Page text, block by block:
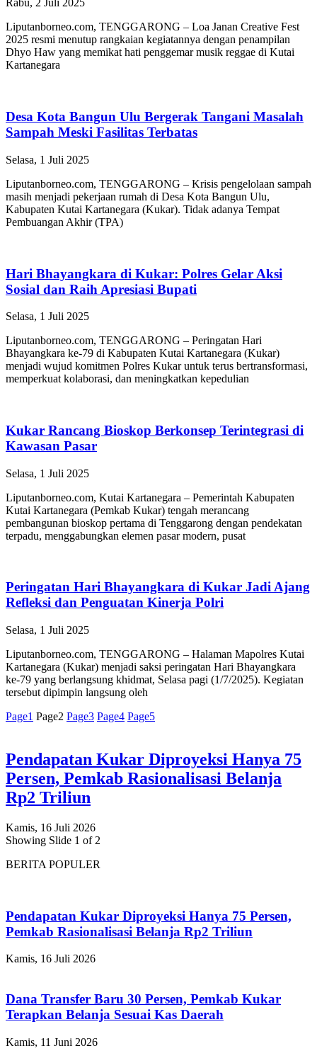
Rabu, 2 Juli 2025
Liputanborneo.com, TENGGARONG – Loa Janan Creative Fest
2025 resmi menutup rangkaian kegiatannya dengan penampilan
Dhyo Haw yang memikat hati penggemar musik reggae di Kutai
Kartanegara
Desa Kota Bangun Ulu Bergerak Tangani Masalah
Sampah Meski Fasilitas Terbatas
Selasa, 1 Juli 2025
Liputanborneo.com, TENGGARONG – Krisis pengelolaan sampah
masih menjadi pekerjaan rumah di Desa Kota Bangun Ulu,
Kabupaten Kutai Kartanegara (Kukar). Tidak adanya Tempat
Pembuangan Akhir (TPA)
Hari Bhayangkara di Kukar: Polres Gelar Aksi
Sosial dan Raih Apresiasi Bupati
Selasa, 1 Juli 2025
Liputanborneo.com, TENGGARONG – Peringatan Hari
Bhayangkara ke-79 di Kabupaten Kutai Kartanegara (Kukar)
menjadi wujud komitmen Polres Kukar untuk terus bertransformasi,
memperkuat kolaborasi, dan meningkatkan kepedulian
Kukar Rancang Bioskop Berkonsep Terintegrasi di
Kawasan Pasar
Selasa, 1 Juli 2025
Liputanborneo.com, Kutai Kartanegara – Pemerintah Kabupaten
Kutai Kartanegara (Pemkab Kukar) tengah merancang
pembangunan bioskop pertama di Tenggarong dengan pendekatan
terpadu, menggabungkan elemen pasar modern, pusat
Peringatan Hari Bhayangkara di Kukar Jadi Ajang
Refleksi dan Penguatan Kinerja Polri
Selasa, 1 Juli 2025
Liputanborneo.com, TENGGARONG – Halaman Mapolres Kutai
Kartanegara (Kukar) menjadi saksi peringatan Hari Bhayangkara
ke-79 yang berlangsung khidmat, Selasa pagi (1/7/2025). Kegiatan
tersebut dipimpin langsung oleh
Page1 Page2 Page3 Page4 Page5
Pendapatan Kukar Diproyeksi Hanya 75
Persen, Pemkab Rasionalisasi Belanja
Rp2 Triliun
Kamis, 16 Juli 2026
Showing Slide 1 of 2
BERITA POPULER
Pendapatan Kukar Diproyeksi Hanya 75 Persen,
Pemkab Rasionalisasi Belanja Rp2 Triliun
Kamis, 16 Juli 2026
Dana Transfer Baru 30 Persen, Pemkab Kukar
Terapkan Belanja Sesuai Kas Daerah
Kamis, 11 Juni 2026